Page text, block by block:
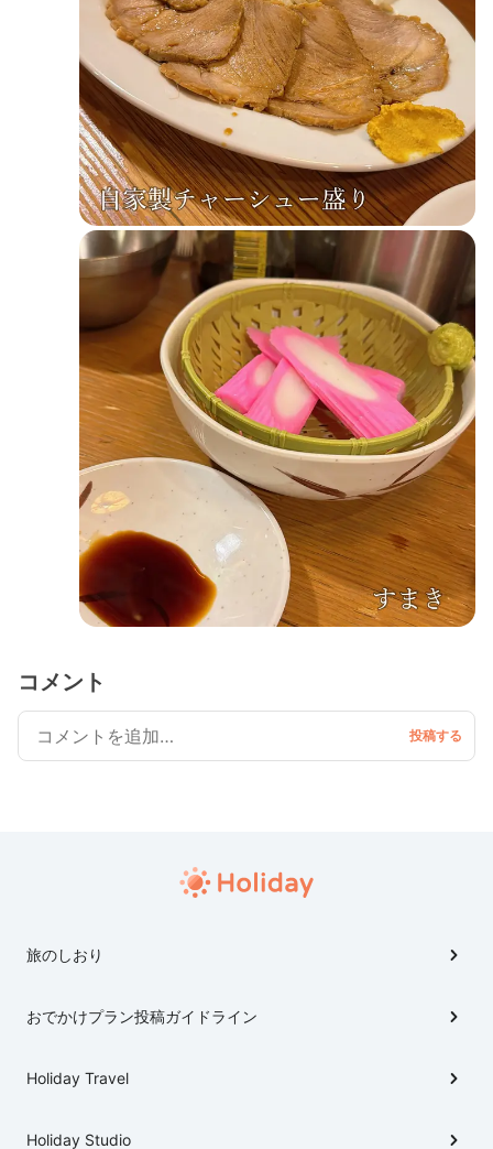
コメント
旅のしおり
おでかけプラン投稿ガイドライン
Holiday Travel
Holiday Studio